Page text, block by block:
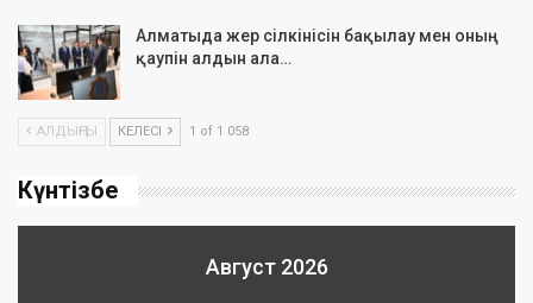
Алматыда жер сілкінісін бақылау мен оның
қаупін алдын ала…
АЛДЫҢҒЫ КЕЛЕСІ 1 of 1 058
Күнтізбе
Август 2026